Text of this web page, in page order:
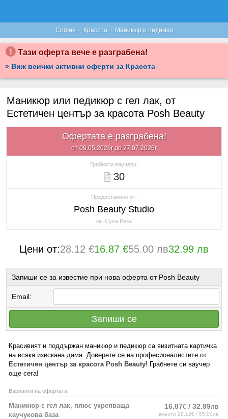
София · Красота · Маникюр и педикюр
Тази оферта вече е разграбена!
» Виж всички активни оферти за Красота
Маникюр или педикюр с гел лак, от
Естетичен център за красота Posh Beauty
Офертата е разграбена!
от 09.05.2026г до 27.07.2026г
Грабнати ваучери:
30
Предоставено от:
Posh Beauty Studio
кв. Суха Река
Цени от:28.12 €16.87 €55.00 лв32.99 лв
Запиши се за известие при нова оферта от Posh Beauty
Email:
Запиши се
Красивият и поддържан маникюр и педикюр са визитната картичка
на всяка изискана дама. Доверете се на професионалистите от
Естетичен център за красота Posh Beauty! Грабнете си ваучер
още сега!
Варианти на офертата:
Маникюр с гел лак, плюс укрепваща
каучукова база
16.87€ / 32.99лв
вместо 28.12€ / 55.00лв